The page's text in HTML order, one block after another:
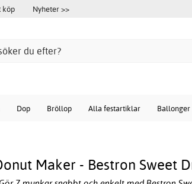
köp Nyheter >>
Dop Bröllop Alla festartiklar Ballonger
Maker - Bestron Sweet